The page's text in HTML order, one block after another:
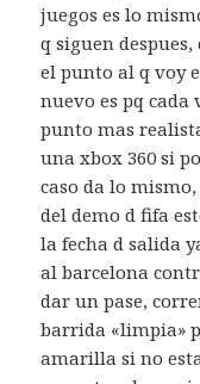
juegos es lo
q siguen
el punto al q voy
nuevo es pq cada
punto mas
una xbox 360 si
caso da lo
del demo d fifa
la fecha d salida
al barcelona
dar un pase,
barrida «limpia»
amarilla si no